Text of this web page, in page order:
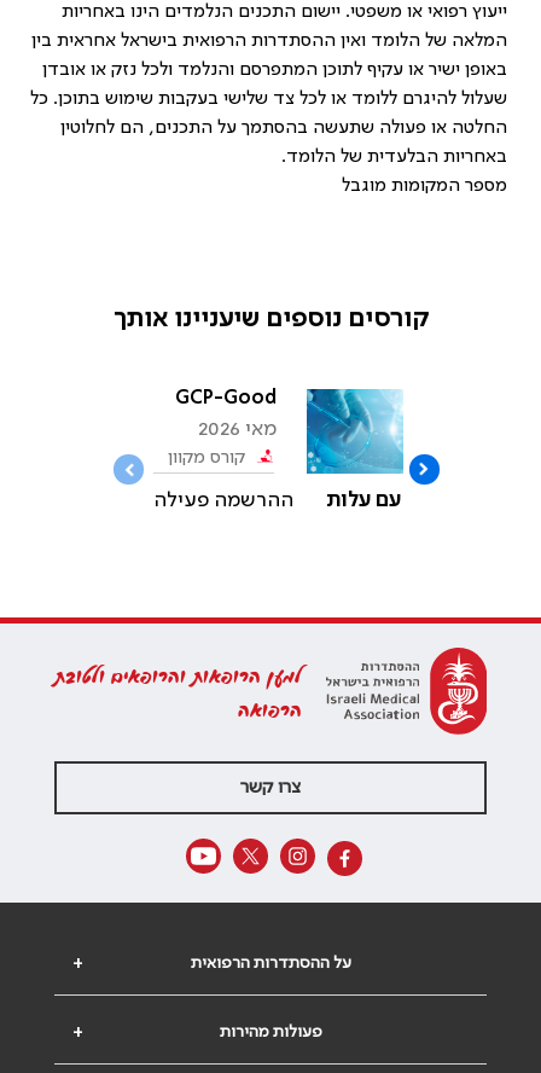
ייעוץ רפואי או משפטי. יישום התכנים הנלמדים הינו באחריות
המלאה של הלומד ואין ההסתדרות הרפואית בישראל אחראית בין
באופן ישיר או עקיף לתוכן המתפרסם והנלמד ולכל נזק או אובדן
שעלול להיגרם ללומד או לכל צד שלישי בעקבות שימוש בתוכן. כל
החלטה או פעולה שתעשה בהסתמך על התכנים, הם לחלוטין
באחריות הבלעדית של הלומד.
מספר המקומות מוגבל
קורסים נוספים שיעניינו אותך
GCP-Good
Clinical
Practice
מאי 2026
קורס מקוון
עם עלות ההרשמה פעילה
למען הרופאות והרופאים ולטובת
הרפואה
צרו קשר
+ על ההסתדרות הרפואית
+ פעולות מהירות